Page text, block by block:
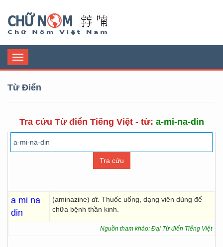
Toggle
navigation
Từ Điển
Tra cứu Từ điển Tiếng Việt - từ: a-mi-na-din
a mi na
din
(aminazine) dt. Thuốc uống, dạng viên dùng để
chữa bệnh thần kinh.
Nguồn tham khảo: Đại Từ điển Tiếng Việt